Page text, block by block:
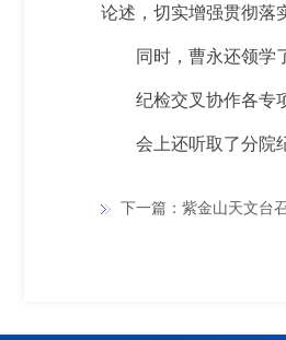
论述，切实增强贯彻落
同时，曹永还领学
纪检交叉协作各专
会上还听取了分院
下一篇：紫金山天文台